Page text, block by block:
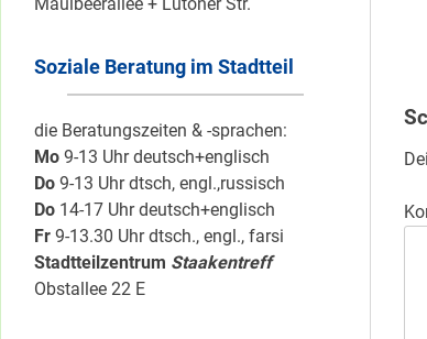
Soziale Beratung im Stadtteil
die Beratungszeiten & -sprachen:
Mo 9-13 Uhr deutsch+englisch
Do 9-13 Uhr dtsch, engl.,russisch
Do 14-17 Uhr deutsch+englisch
Fr 9-13.30 Uhr dtsch., engl., farsi
Stadtteilzentrum Staakentreff
Obstallee 22 E